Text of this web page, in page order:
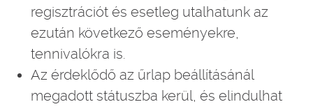
regisztrációt és esetleg utalhatunk az
ezután következő eseményekre,
tennivalókra is.
Az érdeklődő az űrlap beállításánál
megadott státuszba kerül, és elindulhat